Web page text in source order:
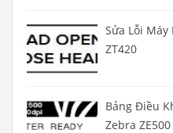
Sửa Lỗi Máy
ZT420
Bảng Điều
Zebra ZE500